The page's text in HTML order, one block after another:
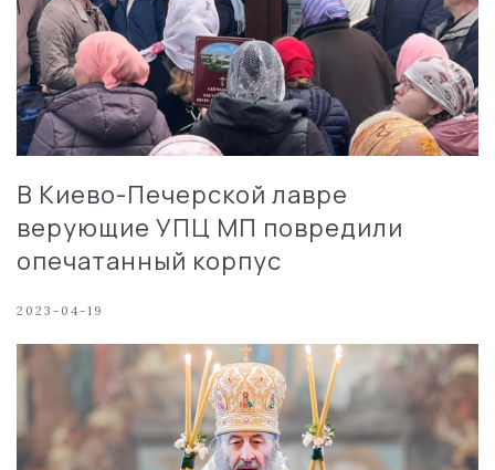
В Киево-Печерской лавре
верующие УПЦ МП повредили
опечатанный корпус
2023-04-19